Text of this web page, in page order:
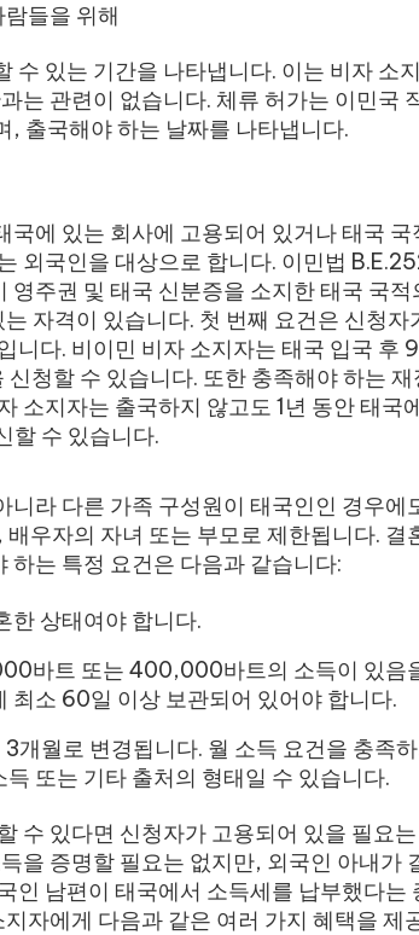
들을 위해
수 있는 기간을 나타냅니다. 이는 비자 소
는 관련이 없습니다. 체류 허가는 이민국
, 출국해야 하는 날짜를 나타냅니다.
에 있는 회사에 고용되어 있거나 태국 국
외국인을 대상으로 합니다. 이민법
주권 및 태국 신분증을 소지한 태국 국적
자격이 있습니다. 첫 번째 요건은 신청자
니다. 비이민 비자 소지자는 태국 입국 후
청할 수 있습니다. 또한 충족해야 하는 재
소지자는 출국하지 않고도 1년 동안 태국
할 수 있습니다.
니라 다른 가족 구성원이 태국인인 경우에
우자의 자녀 또는 부모로 제한됩니다. 결
는 특정 요건은 다음과 같습니다:
한 상태여야 합니다.
바트 또는 400,000바트의 소득이 있음
최소 60일 이상 보관되어 있어야 합니다.
개월로 변경됩니다. 월 소득 요건을 충족
또는 기타 출처의 형태일 수 있습니다.
수 있다면 신청자가 고용되어 있을 필요는
을 증명할 필요는 없지만, 외국인 아내가
인 남편이 태국에서 소득세를 납부했다는
자에게 다음과 같은 여러 가지 혜택을 제